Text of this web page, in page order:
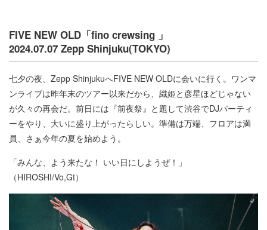
FIVE NEW OLD「fino crewsing 」
2024.07.07 Zepp Shinjuku(TOKYO)
七夕の夜、Zepp ShinjukuへFIVE NEW OLDに会いに行く。ワンマ
ンライブは昨年末のツアー以来だから、織姫と彦星ほどじゃない
が久々の再会だ。前日には『前夜祭』と題して渋谷でDJパーティ
ーをやり、大いに盛り上がったらしい。準備は万端、フロアは満
員、さぁ今年の夏を始めよう。
「みんな、よう来たな！ いい日にしようぜ！」
（HIROSHI/Vo,Gt）